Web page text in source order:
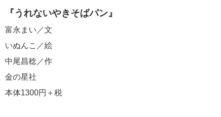
『うれないやきそばパン』
富永まい／文
いぬんこ／絵
中尾昌稔／作
金の星社
本体1300円＋税